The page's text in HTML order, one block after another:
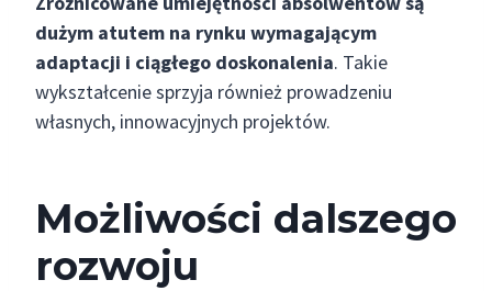
dużym atutem na rynku wymagającym
adaptacji i ciągłego doskonalenia. Takie
wykształcenie sprzyja również prowadzeniu
własnych, innowacyjnych projektów.
Możliwości dalszego
rozwoju